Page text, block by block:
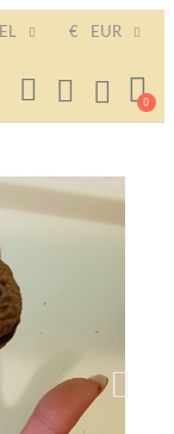
EL € EUR